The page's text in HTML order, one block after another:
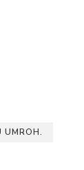
UMROH.